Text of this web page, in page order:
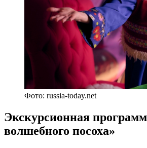
Фото: russia-today.net
Экскурсионная
волшебного посоха»